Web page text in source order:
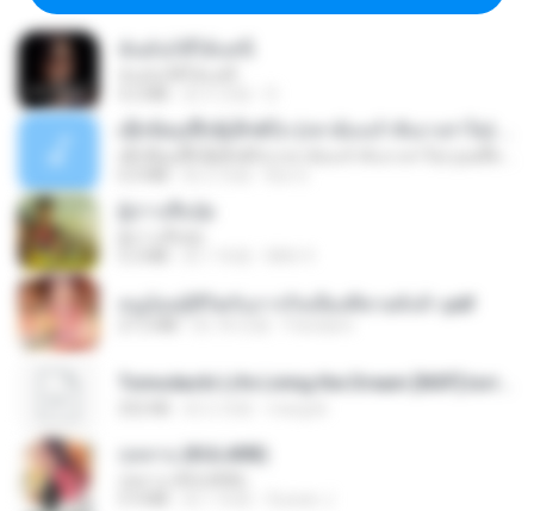
หนูน้อยสู้ชีวิตกับภารกิจเลี้ยงพี่ชายทั้งห้า.pdf
กุหลาบ (KULARB)